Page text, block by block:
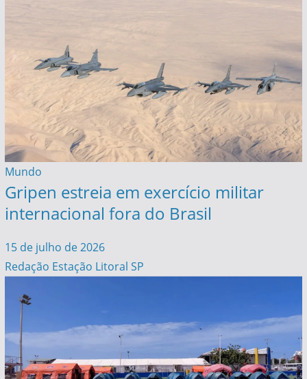
Mundo
Gripen estreia em exercício militar
internacional fora do Brasil
15 de julho de 2026
Redação Estação Litoral SP